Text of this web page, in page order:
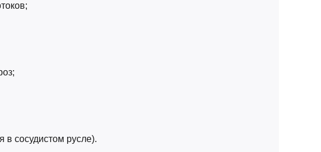
в сосудистом русле).